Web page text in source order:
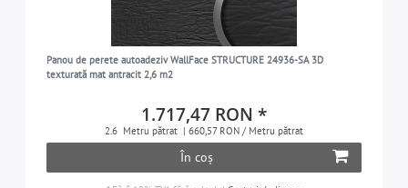
Panou de perete autoadeziv WallFace STRUCTURE 24936-SA 3D
texturată mat antracit 2,6 m2
1.717,47 RON *
2.6 Metru pătrat | 660,57 RON / Metru pătrat
În coș